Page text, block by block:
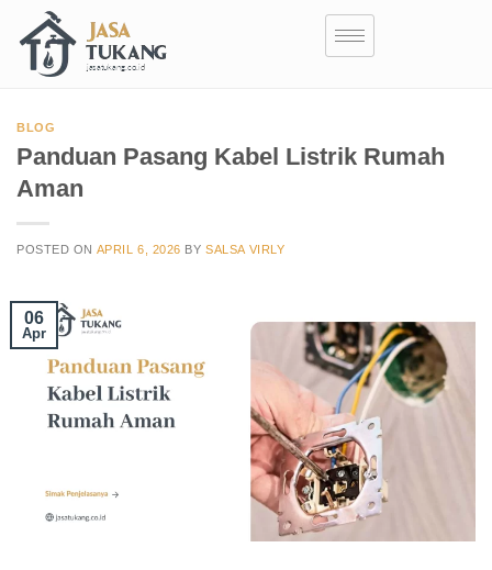
BLOG
Panduan Pasang Kabel Listrik Rumah
Aman
POSTED ON APRIL 6, 2026 BYSALSA VIRLY
06
Apr